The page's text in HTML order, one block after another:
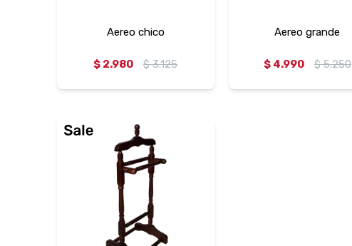
Aereo chico
$ 2.980 $ 3.125
Aereo grande
$ 4.990 $ 5.250